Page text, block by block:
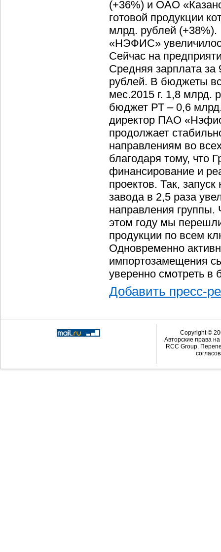
(+36%) и ОАО
готовой продукции
млрд. рублей
«НЭФИС»
Сейчас на
Средняя зарплата за
рублей. В бюджеты
мес.2015 г. 1,8 млрд.
бюджет РТ – 0,6
директор ПАО
продолжает
направлениям во
благодаря тому, что
финансирование и
проектов. Так,
завода в 2,5 раза
направления группы.
этом году мы
продукции по всем
Одновременно
импортозамещения
уверенно смотреть в
Добавить пресс-
Copyright ©
Авторские права
RCC Group.